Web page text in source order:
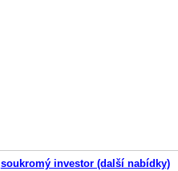
soukromý investor (další nabídky)